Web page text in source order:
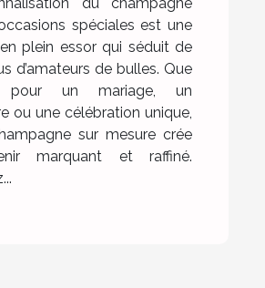
spéciales est une
plein essor qui séduit de
d’amateurs de bulles. Que
un mariage, un
ou une célébration unique,
sur mesure crée
marquant et raffiné.